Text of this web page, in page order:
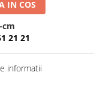
IN COS
cm
21 21
informatii